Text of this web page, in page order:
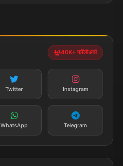
झारखण्ड
40K+ फॉलोअर्स
Twitter Instagram
WhatsApp Telegram